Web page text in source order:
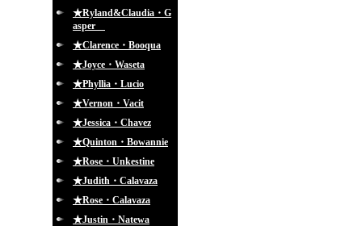
★Ryland&Claudia・G
asper
★Clarence・Booqua
★Joyce・Waseta
★Phyllia・Lucio
★Vernon・Vacit
★Jessica・Chavez
★Quinton・Bowannie
★Rose・Unkestine
★Judith・Calavaza
★Rose・Calavaza
★Justin・Natewa